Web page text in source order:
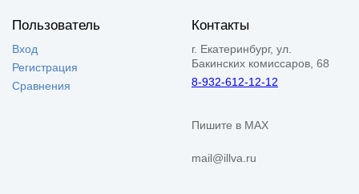
Пользователь
Вход
Регистрация
Сравнения
Контакты
г. Екатеринбург, ул.
Бакинских комиссаров, 68
8-932-612-12-12
Пишите в MAX
mail@illva.ru